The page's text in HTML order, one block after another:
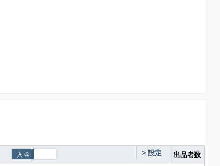
> 設定 出品者数